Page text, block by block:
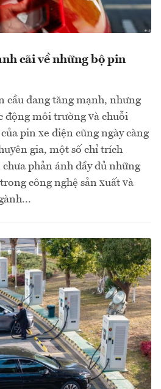
cãi về những bộ pin
cầu đang tăng mạnh, nhưng
động môi trường và chuỗi
pin xe điện cũng ngày càng
gia, một số chỉ trích
phản ánh đầy đủ những
công nghệ sản xuất và